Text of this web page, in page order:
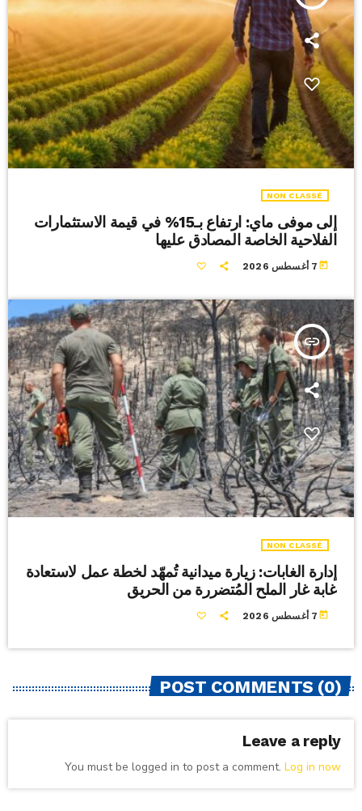
NON CLASSÉ
إلى موفى ماي: ارتفاع بـ15% في قيمة الاستثمارات
الفلاحية الخاصة المصادق عليها
today 7 أغسطس 2026
insert_link
NON CLASSÉ
إدارة الغابات: زيارة ميدانية تُمهّد لخطة عمل لاستعادة
غابة غار الملح المُتضررة من الحريق
today 7 أغسطس 2026
POST COMMENTS (0)
Leave a reply
You must be logged in to post a comment. Log in now